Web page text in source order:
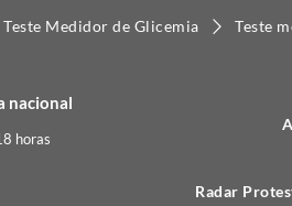
Teste Medidor de Glicemia Teste
nacional
horas
Radar